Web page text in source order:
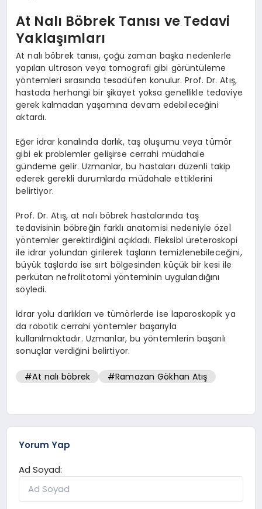
At Nalı Böbrek Tanısı ve Tedavi
Yaklaşımları
At nalı böbrek tanısı, çoğu zaman başka nedenlerle
yapılan ultrason veya tomografi gibi görüntüleme
yöntemleri sırasında tesadüfen konulur. Prof. Dr. Atış,
hastada herhangi bir şikayet yoksa genellikle tedaviye
gerek kalmadan yaşamına devam edebileceğini
aktardı.
Eğer idrar kanalında darlık, taş oluşumu veya tümör
gibi ek problemler gelişirse cerrahi müdahale
gündeme gelir. Uzmanlar, bu hastaları düzenli takip
ederek gerekli durumlarda müdahale ettiklerini
belirtiyor.
Prof. Dr. Atış, at nalı böbrek hastalarında taş
tedavisinin böbreğin farklı anatomisi nedeniyle özel
yöntemler gerektirdiğini açıkladı. Fleksibl üreteroskopi
ile idrar yolundan girilerek taşların temizlenebileceğini,
büyük taşlarda ise sırt bölgesinden küçük bir kesi ile
perkütan nefrolitotomi yönteminin uygulandığını
söyledi.
İdrar yolu darlıkları ve tümörlerde ise laparoskopik ya
da robotik cerrahi yöntemler başarıyla
kullanılmaktadır. Uzmanlar, bu yöntemlerin başarılı
sonuçlar verdiğini belirtiyor.
#At nalı böbrek #Ramazan Gökhan Atış
Yorum Yap
Ad Soyad: